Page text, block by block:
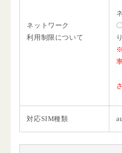
ネットワーク
利用制限について
対応SIM種類